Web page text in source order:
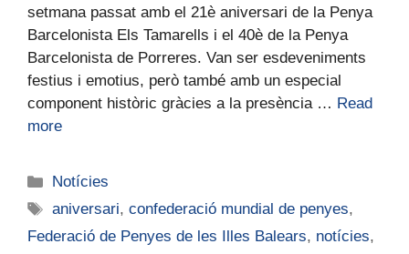
setmana passat amb el 21è aniversari de la Penya
Barcelonista Els Tamarells i el 40è de la Penya
Barcelonista de Porreres. Van ser esdeveniments
festius i emotius, però també amb un especial
component històric gràcies a la presència … Read
more
Notícies
aniversari,confederació mundial de penyes,
Federació de Penyes de les Illes Balears, notícies,